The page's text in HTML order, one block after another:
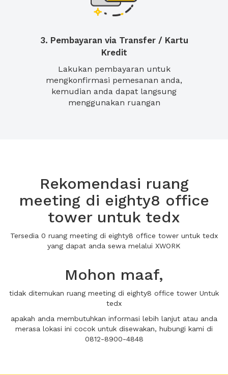
3. Pembayaran via Transfer / Kartu
Kredit
Lakukan pembayaran untuk
mengkonfirmasi pemesanan anda,
kemudian anda dapat langsung
menggunakan ruangan
Rekomendasi ruang
meeting di eighty8 office
tower untuk tedx
Tersedia 0 ruang meeting di eighty8 office tower untuk tedx
yang dapat anda sewa melalui XWORK
Mohon maaf,
tidak ditemukan ruang meeting di eighty8 office tower Untuk
tedx
apakah anda membutuhkan informasi lebih lanjut atau anda
merasa lokasi ini cocok untuk disewakan, hubungi kami di
0812-8900-4848